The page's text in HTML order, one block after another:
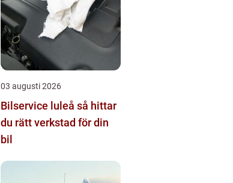
03 augusti 2026
Bilservice luleå så hittar
du rätt verkstad för din
bil